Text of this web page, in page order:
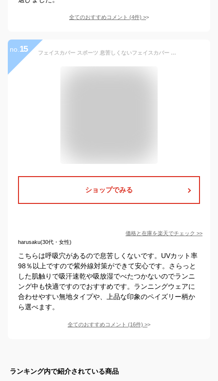
全てのおすすめコメント (4件) >
no. 15 フェイスカバー スポーツ 息苦しくないフェイスカバー C型 メンズ フェイスマスク UVマスク 首まで 日焼け防止 スポーツマスク 男性用 夏用 UPF50+ ホワイトビューティー WhB 日焼け対策 釣り ランニング 登山 ゴルフ 東レ サイクリング バイク
ショップでみる
価格と在庫を楽天でチェック >>
harusaku(30代・女性)
こちらは呼吸穴があるので息苦しくないです。UVカット率
98％以上ですので紫外線対策ができて安心です。さらっと
した肌触りで吸汗速乾や吸放湿でべたつかないのでランニ
ング中も快適ですのでおすすめです。ランニングウェアに
合わせやすい無地タイプや、上品な印象のペイズリー柄か
ら選べます。
全てのおすすめコメント (16件) >
ランキング内で紹介されている商品